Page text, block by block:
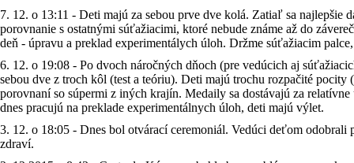
7. 12. o 13:11 - Deti majú za sebou prve dve kolá. Zatiaľ sa
porovnanie s ostatnými súťažiacimi, ktoré nebude známe až do
deň - úpravu a preklad experimentálych úloh. Držme súťažiacim
6. 12. o 19:08 - Po dvoch náročných dňoch (pre vedúcich aj
sebou dve z troch kôl (test a teóriu). Deti majú trochu rozpačité
porovnaní so súpermi z iných krajín. Medaily sa dostávajú za
dnes pracujú na preklade experimentálnych úloh, deti majú výlet.
3. 12. o 18:05 - Dnes bol otvárací ceremoniál. Vedúci deťom
zdraví.